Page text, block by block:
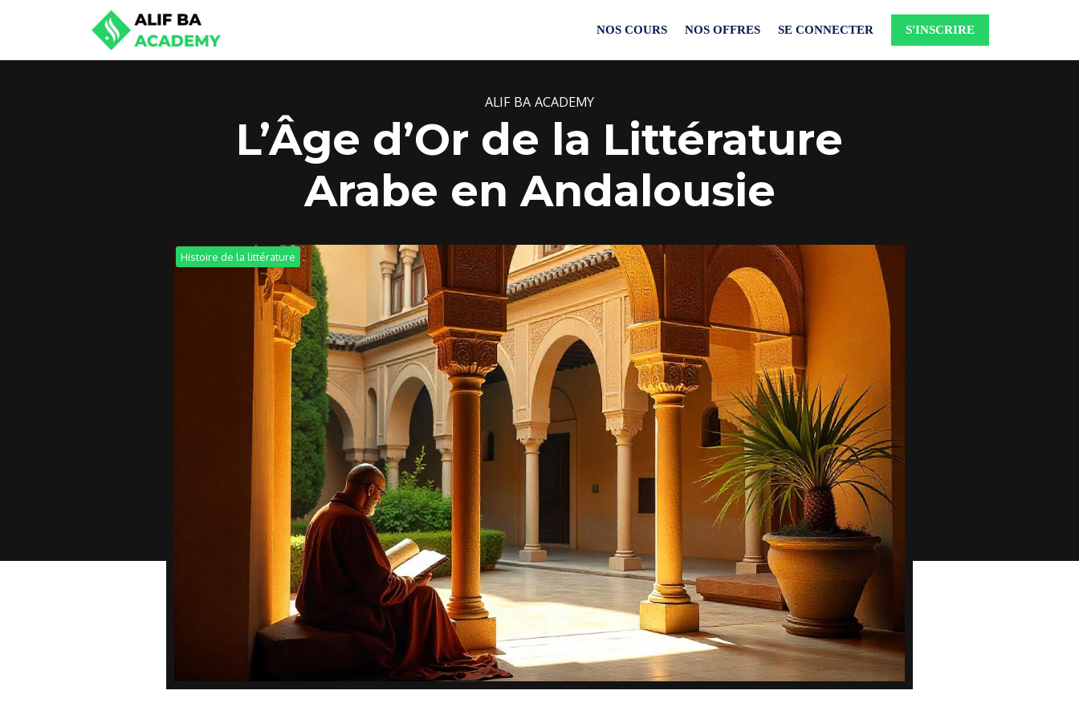
NOS COURS NOS OFFRES SE CONNECTER S'INSCRIRE
ALIF BA ACADEMY
L’Âge d’Or de la Littérature
Arabe en Andalousie
Histoire de la littérature